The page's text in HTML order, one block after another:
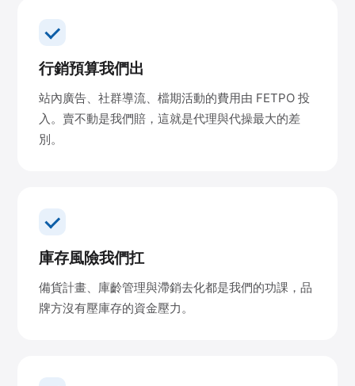
行銷預算我們出
站內廣告、社群導流、檔期活動的費用由 FETPO 投
入。賣不動是我們賠，這就是代理與代操最大的差
別。
庫存風險我們扛
備貨計畫、庫齡管理與滯銷去化都是我們的功課，品
牌方沒有壓庫存的資金壓力。